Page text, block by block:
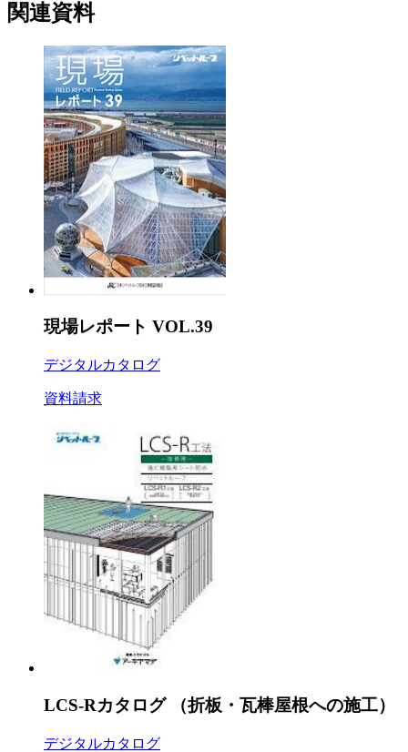
関連資料
現場レポート VOL.39
デジタルカタログ
資料請求
LCS-Rカタログ （折板・瓦棒屋根への施工）
デジタルカタログ